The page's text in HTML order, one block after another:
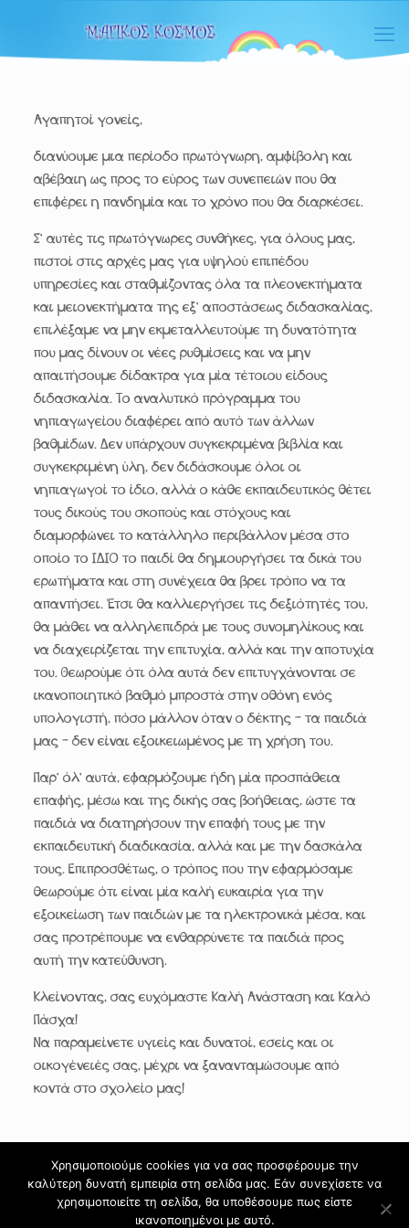
Αγαπητοί γονείς,
διανύουμε μια περίοδο πρωτόγνωρη, αμφίβολη και
αβέβαιη ως προς το εύρος των συνεπειών που θα
επιφέρει η πανδημία και το χρόνο που θα διαρκέσει.
Σ’ αυτές τις πρωτόγνωρες συνθήκες, για όλους μας,
πιστοί στις αρχές μας για υψηλού επιπέδου
υπηρεσίες και σταθμίζοντας όλα τα πλεονεκτήματα
και μειονεκτήματα της εξ’ αποστάσεως διδασκαλίας,
επιλέξαμε να μην εκμεταλλευτούμε τη δυνατότητα
που μας δίνουν οι νέες ρυθμίσεις και να μην
απαιτήσουμε δίδακτρα για μία τέτοιου είδους
διδασκαλία. Το αναλυτικό πρόγραμμα του
νηπιαγωγείου διαφέρει από αυτό των άλλων
βαθμίδων. Δεν υπάρχουν συγκεκριμένα βιβλία και
συγκεκριμένη ύλη, δεν διδάσκουμε όλοι οι
νηπιαγωγοί το ίδιο, αλλά ο κάθε εκπαιδευτικός θέτει
τους δικούς του σκοπούς και στόχους και
διαμορφώνει το κατάλληλο περιβάλλον μέσα στο
οποίο το ΙΔΙΟ το παιδί θα δημιουργήσει τα δικά του
ερωτήματα και στη συνέχεια θα βρει τρόπο να τα
απαντήσει. Έτσι θα καλλιεργήσει τις δεξιότητές του,
θα μάθει να αλληλεπιδρά με τους συνομηλίκους και
να διαχειρίζεται την επιτυχία, αλλά και την αποτυχία
του. Θεωρούμε ότι όλα αυτά δεν επιτυγχάνονται σε
ικανοποιητικό βαθμό μπροστά στην οθόνη ενός
υπολογιστή, πόσο μάλλον όταν ο δέκτης – τα παιδιά
μας – δεν είναι εξοικειωμένος με τη χρήση του.
Παρ’ όλ’ αυτά, εφαρμόζουμε ήδη μία προσπάθεια
επαφής, μέσω και της δικής σας βοήθειας, ώστε τα
παιδιά να διατηρήσουν την επαφή τους με την
εκπαιδευτική διαδικασία, αλλά και με την δασκάλα
τους. Επιπροσθέτως, ο τρόπος που την εφαρμόσαμε
θεωρούμε ότι είναι μία καλή ευκαιρία για την
εξοικείωση των παιδιών με τα ηλεκτρονικά μέσα, και
σας προτρέπουμε να ενθαρρύνετε τα παιδιά προς
αυτή την κατεύθυνση.
Κλείνοντας, σας ευχόμαστε Καλή Ανάσταση και Καλό
Πάσχα!
Να παραμείνετε υγιείς και δυνατοί, εσείς και οι
οικογένειές σας, μέχρι να ξανανταμώσουμε από
κοντά στο σχολείο μας!
© 2024 ΜΑΓΙΚΟΣ ΚΟΣΜΟΣ. All Rights Reserved.
Designed by PowerSupport
Χρησιμοποιούμε cookies για να σας προσφέρουμε την
καλύτερη δυνατή εμπειρία στη σελίδα μας. Εάν συνεχίσετε να
χρησιμοποιείτε τη σελίδα, θα υποθέσουμε πως είστε
ικανοποιημένοι με αυτό.